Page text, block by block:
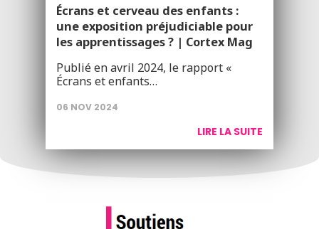
Écrans et cerveau des enfants :
une exposition préjudiciable pour
les apprentissages ? | Cortex Mag
Publié en avril 2024, le rapport «
Écrans et enfants…
06 NOV 2024
LIRE LA SUITE